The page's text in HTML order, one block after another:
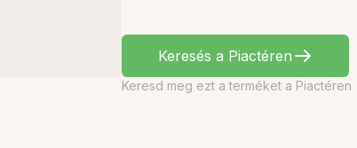
Keresés a Piactéren
Keresd meg ezt a terméket a Piactéren